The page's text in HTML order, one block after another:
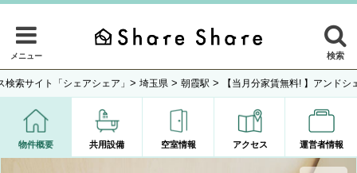
メニュー 検索
検索サイト「シェアシェア」 > 埼玉県 > 朝霞駅 > 【当月分家賃無料! 】アンドシ
物件概要 共用設備 空室情報 アクセス 運営者情報